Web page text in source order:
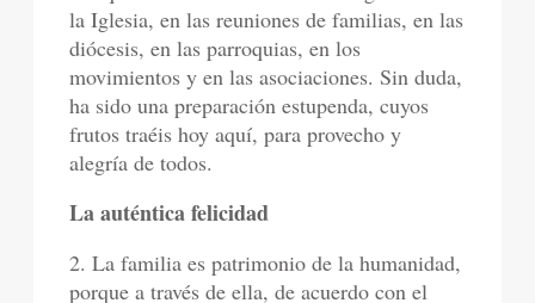
la Iglesia, en las reuniones de familias, en las
diócesis, en las parroquias, en los
movimientos y en las asociaciones. Sin duda,
ha sido una preparación estupenda, cuyos
frutos traéis hoy aquí, para provecho y
alegría de todos.
La auténtica felicidad
2. La familia es patrimonio de la humanidad,
porque a través de ella, de acuerdo con el